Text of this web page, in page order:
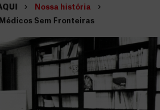
Nossa história
Sem Fronteiras